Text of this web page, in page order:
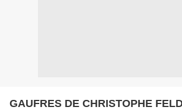
GAUFRES DE CHRISTOPHE